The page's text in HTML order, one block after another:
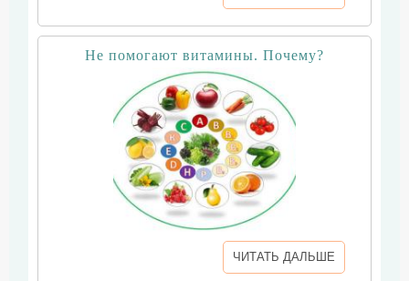
Не помогают витамины. Почему?
ЧИТАТЬ ДАЛЬШЕ